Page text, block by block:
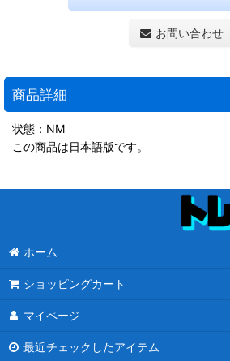
お問い合わせ
商品詳細
状態：NM
この商品は日本語版です。
ホーム
ショッピングカート
マイページ
最近チェックしたアイテム